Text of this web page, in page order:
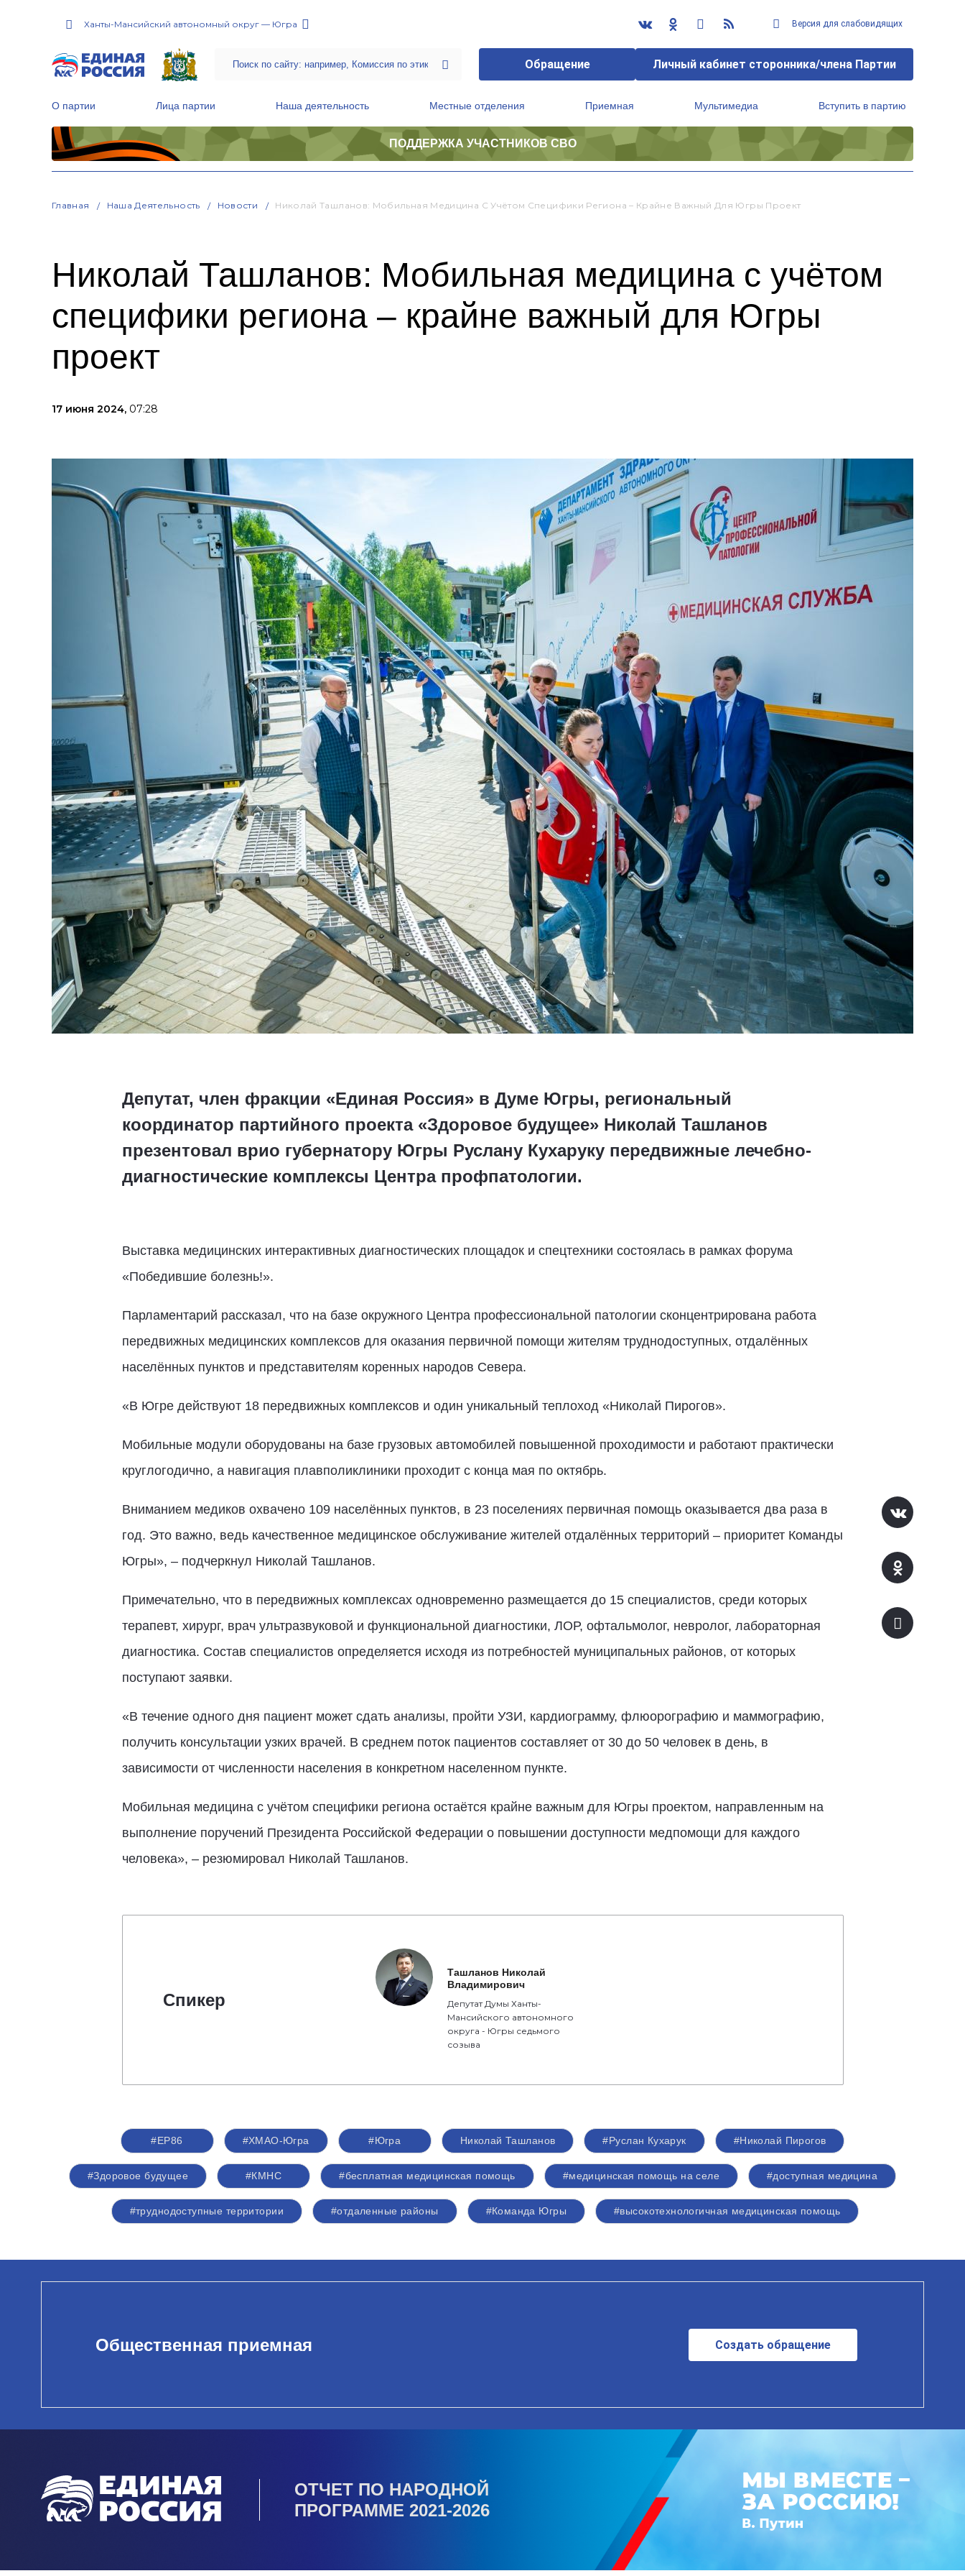
Ханты-Мансийский автономный округ — Югра Версия для слабовидящих
Обращение Личный кабинет сторонника/члена Партии
О партии Лица партии Наша деятельность Местные отделения Приемная Мультимедиа Вступить в партию
ПОДДЕРЖКА УЧАСТНИКОВ СВО
Главная Наша Деятельность Новости Николай Ташланов: Мобильная Медицина С Учётом Специфики Региона – Крайне Важный Для Югры Проект
Николай Ташланов: Мобильная медицина с учётом
специфики региона – крайне важный для Югры
проект
17 июня 2024, 07:28
Депутат, член фракции «Единая Россия» в Думе Югры, региональный
координатор партийного проекта «Здоровое будущее» Николай Ташланов
презентовал врио губернатору Югры Руслану Кухаруку передвижные лечебно-
диагностические комплексы Центра профпатологии.
Выставка медицинских интерактивных диагностических площадок и спецтехники состоялась в рамках форума
«Победившие болезнь!».
Парламентарий рассказал, что на базе окружного Центра профессиональной патологии сконцентрирована работа
передвижных медицинских комплексов для оказания первичной помощи жителям труднодоступных, отдалённых
населённых пунктов и представителям коренных народов Севера.
«В Югре действуют 18 передвижных комплексов и один уникальный теплоход «Николай Пирогов».
Мобильные модули оборудованы на базе грузовых автомобилей повышенной проходимости и работают практически
круглогодично, а навигация плавполиклиники проходит с конца мая по октябрь.
Вниманием медиков охвачено 109 населённых пунктов, в 23 поселениях первичная помощь оказывается два раза в
год. Это важно, ведь качественное медицинское обслуживание жителей отдалённых территорий – приоритет Команды
Югры», – подчеркнул Николай Ташланов.
Примечательно, что в передвижных комплексах одновременно размещается до 15 специалистов, среди которых
терапевт, хирург, врач ультразвуковой и функциональной диагностики, ЛОР, офтальмолог, невролог, лабораторная
диагностика. Состав специалистов определяется исходя из потребностей муниципальных районов, от которых
поступают заявки.
«В течение одного дня пациент может сдать анализы, пройти УЗИ, кардиограмму, флюорографию и маммографию,
получить консультации узких врачей. В среднем поток пациентов составляет от 30 до 50 человек в день, в
зависимости от численности населения в конкретном населенном пункте.
Мобильная медицина с учётом специфики региона остаётся крайне важным для Югры проектом, направленным на
выполнение поручений Президента Российской Федерации о повышении доступности медпомощи для каждого
человека», – резюмировал Николай Ташланов.
Спикер
Ташланов Николай
Владимирович
Депутат Думы Ханты-
Мансийского автономного
округа - Югры седьмого
созыва
#ЕР86 #ХМАО-Югра #Югра Николай Ташланов #Руслан Кухарук #Николай Пирогов
#Здоровое будущее #КМНС #бесплатная медицинская помощь #медицинская помощь на селе #доступная медицина
#труднодоступные территории #отдаленные районы #Команда Югры #высокотехнологичная медицинская помощь
Общественная приемная Создать обращение
ОТЧЕТ ПО НАРОДНОЙ
ПРОГРАММЕ 2021-2026